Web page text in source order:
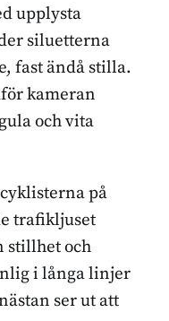
upplysta
siluetterna
fast ändå stilla.
kameran
och vita
på
trafikljuset
stillhet och
i långa linjer
ser ut att